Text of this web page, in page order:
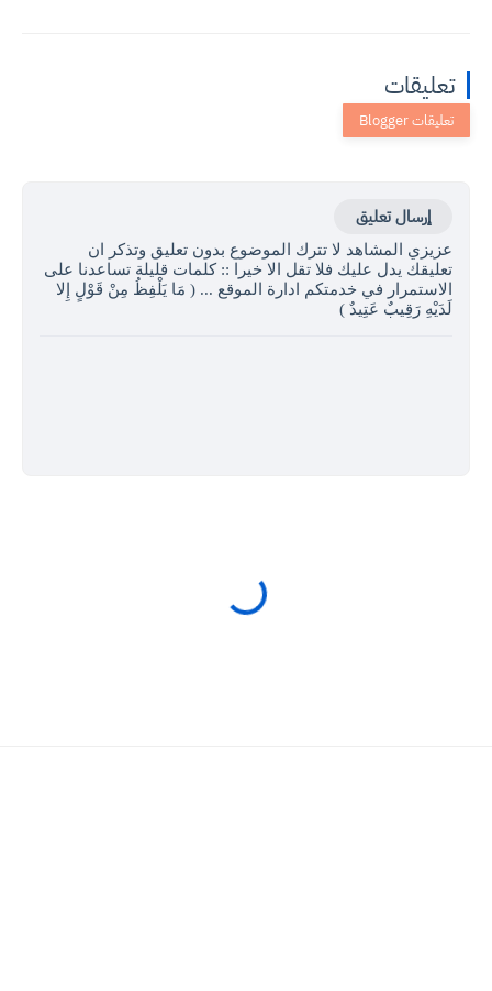
تعليقات
إرسال تعليق
عزيزي المشاهد لا تترك الموضوع بدون تعليق وتذكر ان
تعليقك يدل عليك فلا تقل الا خيرا :: كلمات قليلة تساعدنا على
الاستمرار في خدمتكم ادارة الموقع ... ( مَا يَلْفِظُ مِنْ قَوْلٍ إِلا
لَدَيْهِ رَقِيبٌ عَتِيدٌ )